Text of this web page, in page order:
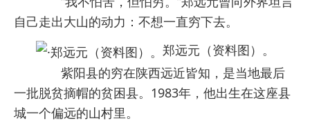
自己走出大山的动力：不想一直穷下去。
郑远元（资料图）。
紫阳县的穷在陕西远近皆知，是当地最后
一批脱贫摘帽的贫困县。1983年，他出生在这座县
城一个偏远的山村里。